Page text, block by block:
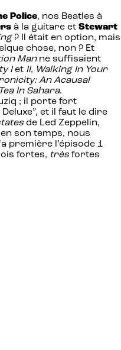
Police, nos Beatles à
à la guitare et Stewart
? Il était en option, mais
chose, non ? Et
Manne suffisaient
Iet II, Walking In Your
An Acausal
Tea In Sahara.
; il porte fort
et il faut le dire
de Led Zeppelin,
son temps, nous
première l’épisode 1
fortes, très fortes